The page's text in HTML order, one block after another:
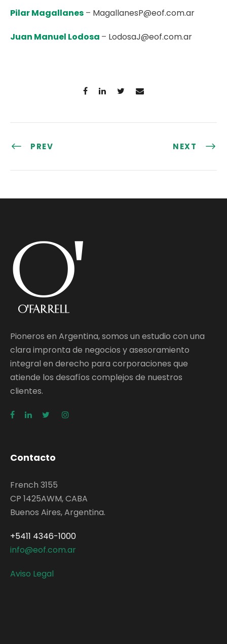
Pilar Magallanes – MagallanesP@eof.com.ar
Juan Manuel Lodosa – LodosaJ@eof.com.ar
PREV NEXT
Pioneros en Argentina, somos un estudio con una
clara impronta de negocios y asesoramiento
integral en derecho para corporaciones que
atiende los desafíos complejos de nuestros
clientes.
Contacto
French 3155
CP 1425AWM, CABA
Buenos Aires, Argentina.
+5411 4346-1000
info@eof.com.ar
Aviso Legal